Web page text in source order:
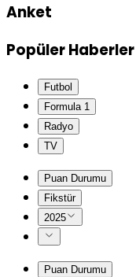
Anket
Popüler Haberler
Futbol
Formula 1
Radyo
TV
Puan Durumu
Fikstür
2025
Puan Durumu